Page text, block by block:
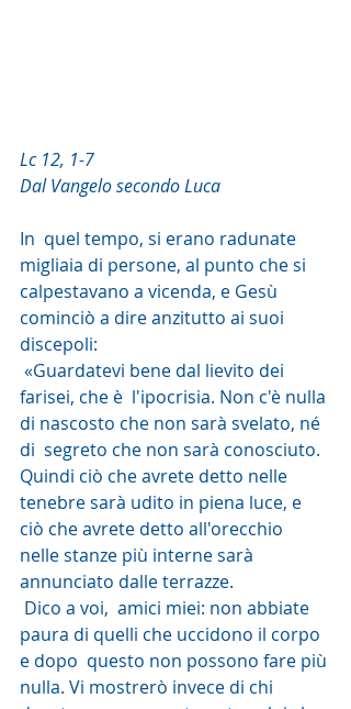
Lc 12, 1-7
Dal Vangelo secondo Luca
In  quel tempo, si erano radunate
migliaia di persone, al punto che si
calpestavano a vicenda, e Gesù
cominciò a dire anzitutto ai suoi
discepoli:
farisei, che è  l'ipocrisia. Non c'è nulla
di nascosto che non sarà svelato, né
di  segreto che non sarà conosciuto.
Quindi ciò che avrete detto nelle
tenebre sarà udito in piena luce, e
ciò che avrete detto all'orecchio
nelle stanze più interne sarà
annunciato dalle terrazze.
paura di quelli che uccidono il corpo
e dopo  questo non possono fare più
nulla. Vi mostrerò invece di chi